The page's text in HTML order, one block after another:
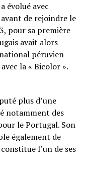
évolué avec
de rejoindre le
pour sa première
avait alors
péruvien
la « Bicolor ».
plus d’une
notamment des
le Portugal. Son
également de
l’un de ses